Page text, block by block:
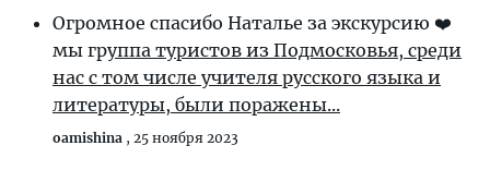
Огромное спасибо Наталье за экскурсию ❤️
мы группа туристов из Подмосковья, среди
нас с том числе учителя русского языка и
литературы, были поражены...
oamishina , 25 ноября 2023